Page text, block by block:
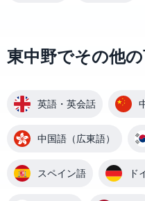
東中野でその他
英語・英会話
中国語（広東語）
スペイン語 ド